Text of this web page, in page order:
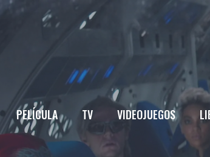
PELÍCULA TV VIDEOJUEGOS